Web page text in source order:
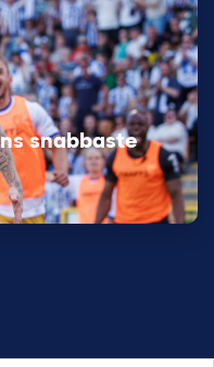
snabbaste